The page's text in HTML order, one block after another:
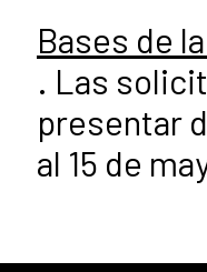
Bases de
. Las
presentar
al 15 de